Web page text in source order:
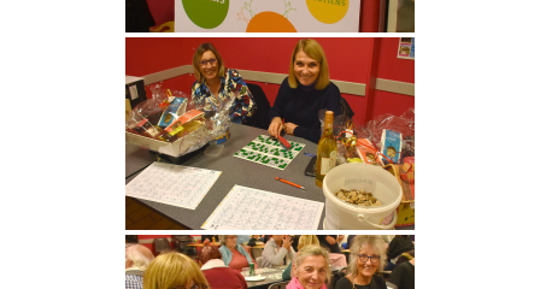
Cyclone à Tamatave : mobilisons-nous !
Pour aider nos enfants, nos salariés, nos centres en
détresse suite au cyclone, Terre des enfants lance une
campagne de dons:
https://www.helloasso.com/associations/association-
gardoise-terre-des-enfants/formulaires/5